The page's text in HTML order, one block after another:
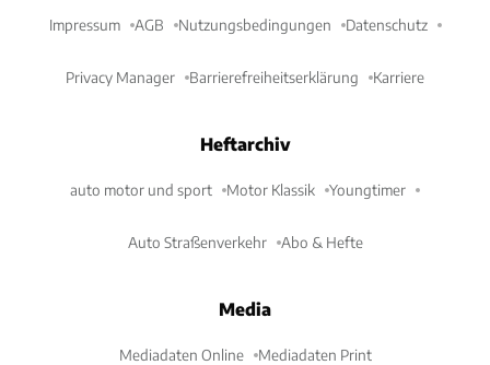
Impressum AGB Nutzungsbedingungen Datenschutz
Privacy Manager Barrierefreiheitserklärung Karriere
Heftarchiv
auto motor und sport Motor Klassik Youngtimer
Auto Straßenverkehr Abo & Hefte
Media
Mediadaten Online Mediadaten Print